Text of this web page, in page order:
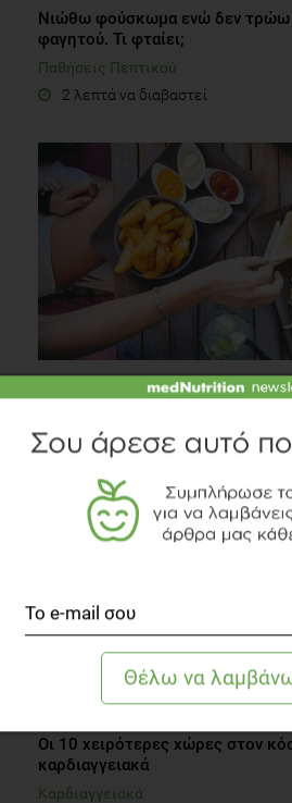
Νιώθω φούσκωμα ενώ δεν τρώω
φαγητού. Τι φταίει;
Παθήσεις Πεπτικού
2 λεπτά να διαβαστεί
Πότε η υπερφαγία είναι
3 λεπτά να διαβαστεί
SLIDESHOW
Οι 10 χειρότερες χώρες στον
καρδιαγγειακά
Καρδιαγγειακά